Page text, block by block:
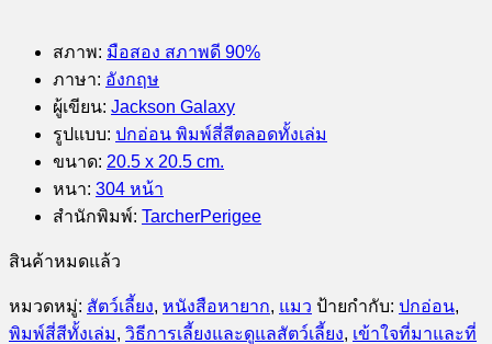
ภาษา: อังกฤษ
ผู้เขียน :Jackson Galaxy
รูปแบบ :ปกอ่อน พิมพ์สี่สีตลอดทั้งเล่ม
ขนาด:20.5 x 20.5 cm.
หนา:304 หน้า
สำนักพิมพ์:TarcherPerigee
สินค้าหมดแล้ว
หมวดหมู่:สัตว์เลี้ยง
พิมพ์สี่สีทั้งเล่ม,วิธีการเลี้ยงและดูแลสัตว์เลี้ยง,เข้าใจที่มาและที่
ไปของปัญหาพฤติกรรม